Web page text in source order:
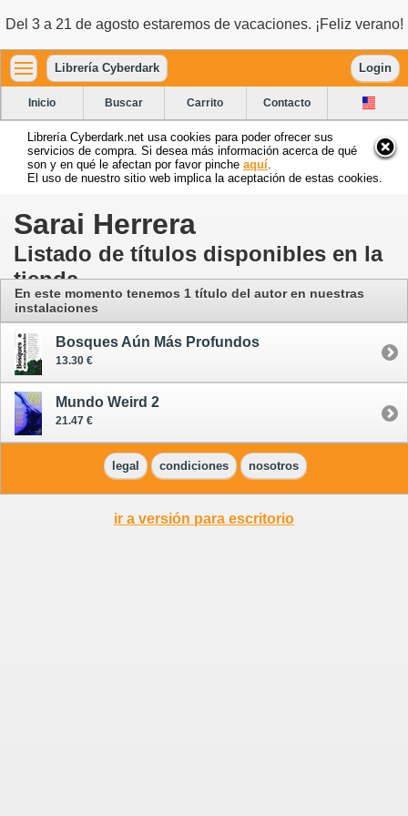
Del 3 a 21 de agosto estaremos de vacaciones. ¡Feliz verano!
Librería Cyberdark Login
Inicio Buscar Carrito Contacto
Librería Cyberdark.net usa cookies para poder ofrecer sus
servicios de compra. Si desea más información acerca de qué
son y en qué le afectan por favor pinche aquí
El uso de nuestro sitio web implica la aceptación de estas cookies.
Sarai Herrera
Listado de títulos disponibles en la
tienda
En este momento tenemos 1 título del autoren nuestras
instalaciones
Bosques Aún Más Profundos
13.30 €
Mundo Weird 2
21.47 €
legal condiciones nosotros
ir a versión para escritorio